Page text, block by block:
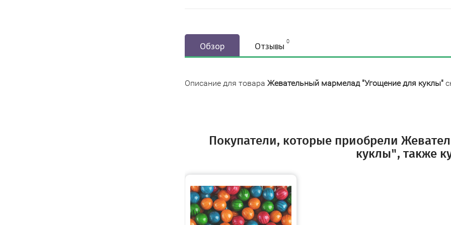
Обзор Отзывы 0
Описание для товара Жевательный мармелад "Угощение для куклы"
Покупатели, которые приобрели
куклы", также